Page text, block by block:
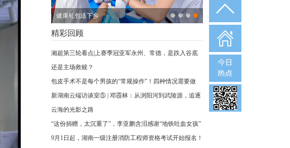
健康礼包送下乡
精彩回顾
湘超第三轮看点|上赛季冠亚军永州、常德，是跌入谷底
还是主场救赎？
包皮手术不是每个男孩的“常规操作”！四种情况需要做
新湖南云端访谈室⑤ | 邓霞林：从浏阳河到武陵源，追逐
云海的光影之路
“这份捐赠，太沉重了”，李亚鹏含泪感谢“地铁吐血女孩”
9月1日起，湖南一级注册消防工程师资格考试开始报名！